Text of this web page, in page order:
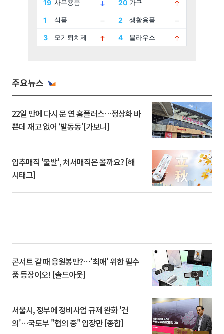
주요뉴스
22일 만에 다시 문 연 홈플러스…정상화 바
쁜데 재고 없어 ‘발동동’[가보니]
입추매직 '불발', 처서매직은 올까요? [해
시태그]
콘서트 갈 때 응원봉만?⋯'최애' 위한 필수
품 등장이오! [솔드아웃]
서울시, 정부에 정비사업 규제 완화 '건
의'⋯국토부 "협의 중" 입장만 [종합]